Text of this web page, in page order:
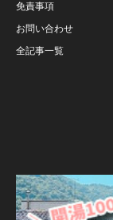
免責事項
お問い合わせ
全記事一覧